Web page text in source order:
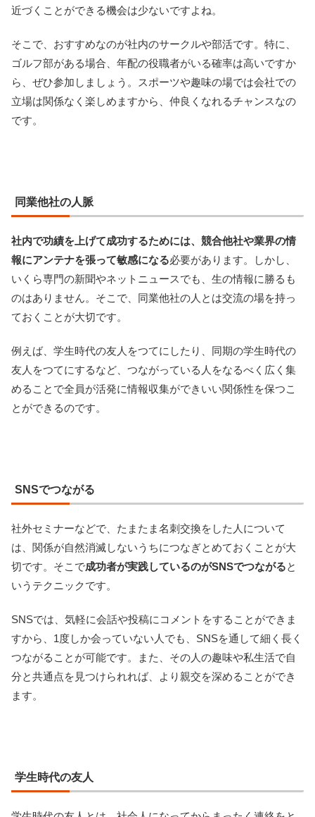
近づくことができる機会は少ないですよね。
そこで、おすすめなのが社内のサークルや部活です。特に、
ゴルフ部がある場合、年配の役職者がいる確率は高いですか
ら、ぜひ参加しましょう。スポーツや趣味の場では会社での
立場は関係なく楽しめますから、仲良くなれるチャンスなの
です。
同業他社の人脈
社内で功績を上げて成功するためには、競合他社や業界の情
報にアンテナを張って敏感になる必要があります。しかし、
いくら専門の新聞やネットニュースでも、生の情報に勝るも
のはありません。そこで、同業他社の人とは交流の場を持っ
ておくことが大切です。
例えば、学生時代の友人をつてにしたり、同期の学生時代の
友人をつてにするなど、つながっている人をなるべく広く集
めることで全員が活発に情報収集ができいい関係性を保つこ
とができるのです。
SNSでつながる
社外セミナーなどで、たまたま名刺交換をした人について
は、関係が自然消滅しないうちにつなぎとめておくことが大
切です。そこで成功者が実践しているのがSNSでつながると
いうテクニックです。
SNSでは、気軽に会話や投稿にコメントをすることができま
すから、1度しか会っていない人でも、SNSを通して細く長く
つながることが可能です。また、その人の趣味や私生活で自
分と共通点を見つけられれば、より親交を深めることができ
ます。
学生時代の友人